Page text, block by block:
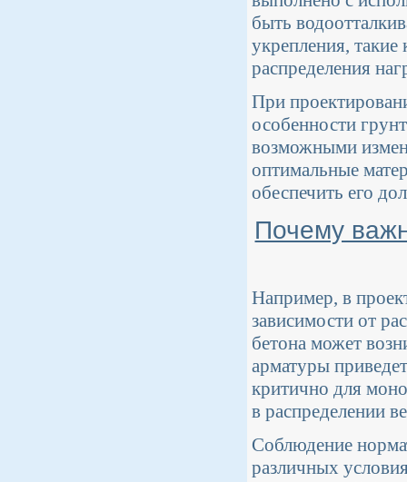
быть
укрепления,
распределения
При
особенности
возможными
оптимальные
обеспечить его
Почему
Например, в
зависимости от
бетона может
арматуры
критично для
в распределении
Соблюдение
различных